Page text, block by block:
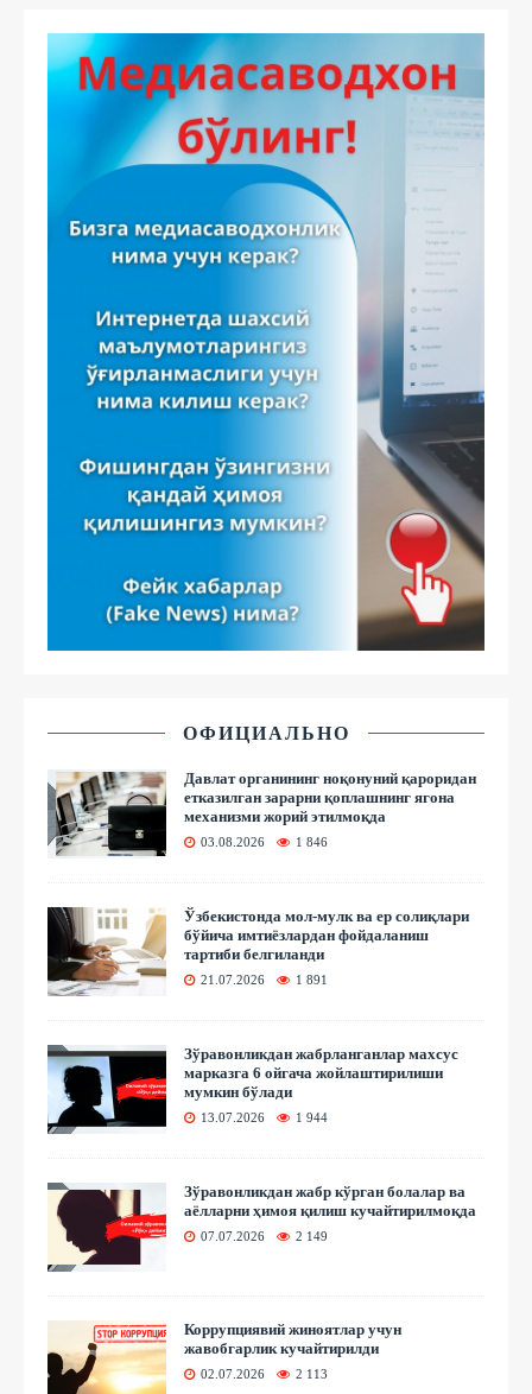
ОФИЦИАЛЬНО
Давлат органининг ноқонуний қароридан
етказилган зарарни қоплашнинг ягона
механизми жорий этилмоқда
03.08.2026 1 846
Ўзбекистонда мол-мулк ва ер солиқлари
бўйича имтиёзлардан фойдаланиш
тартиби белгиланди
21.07.2026 1 891
Зўравонликдан жабрланганлар махсус
марказга 6 ойгача жойлаштирилиши
мумкин бўлади
13.07.2026 1 944
Зўравонликдан жабр кўрган болалар ва
аёлларни ҳимоя қилиш кучайтирилмоқда
07.07.2026 2 149
Коррупциявий жиноятлар учун
жавобгарлик кучайтирилди
02.07.2026 2 113